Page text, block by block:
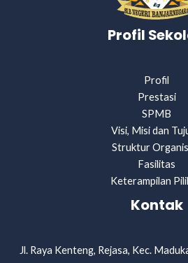
Profil
Profil
Prestasi
SPMB
Visi, Misi dan
Struktur
Fasilitas
Keterampilan
Kontak
Jl. Raya Kenteng, Rejasa, Kec.